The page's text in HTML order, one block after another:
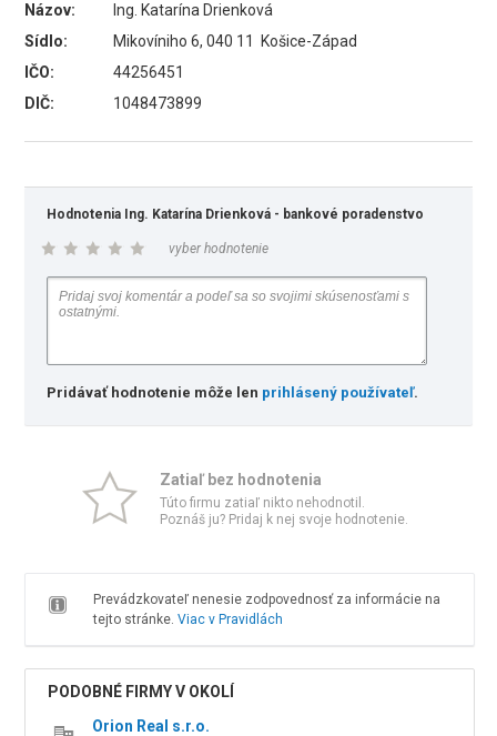
Názov:
Ing. Katarína Drienková
Sídlo:
Mikovíniho 6, 040 11 Košice-Západ
IČO:
44256451
DIČ:
1048473899
Hodnotenia Ing. Katarína Drienková - bankové poradenstvo
vyber hodnotenie
Pridávať hodnotenie môže len prihlásený používateľ.
Zatiaľ bez hodnotenia
Túto firmu zatiaľ nikto nehodnotil.
Poznáš ju? Pridaj k nej svoje hodnotenie.
Prevádzkovateľ nenesie zodpovednosť za informácie na
tejto stránke. Viac v Pravidlách
PODOBNÉ FIRMY V OKOLÍ
Orion Real s.r.o.